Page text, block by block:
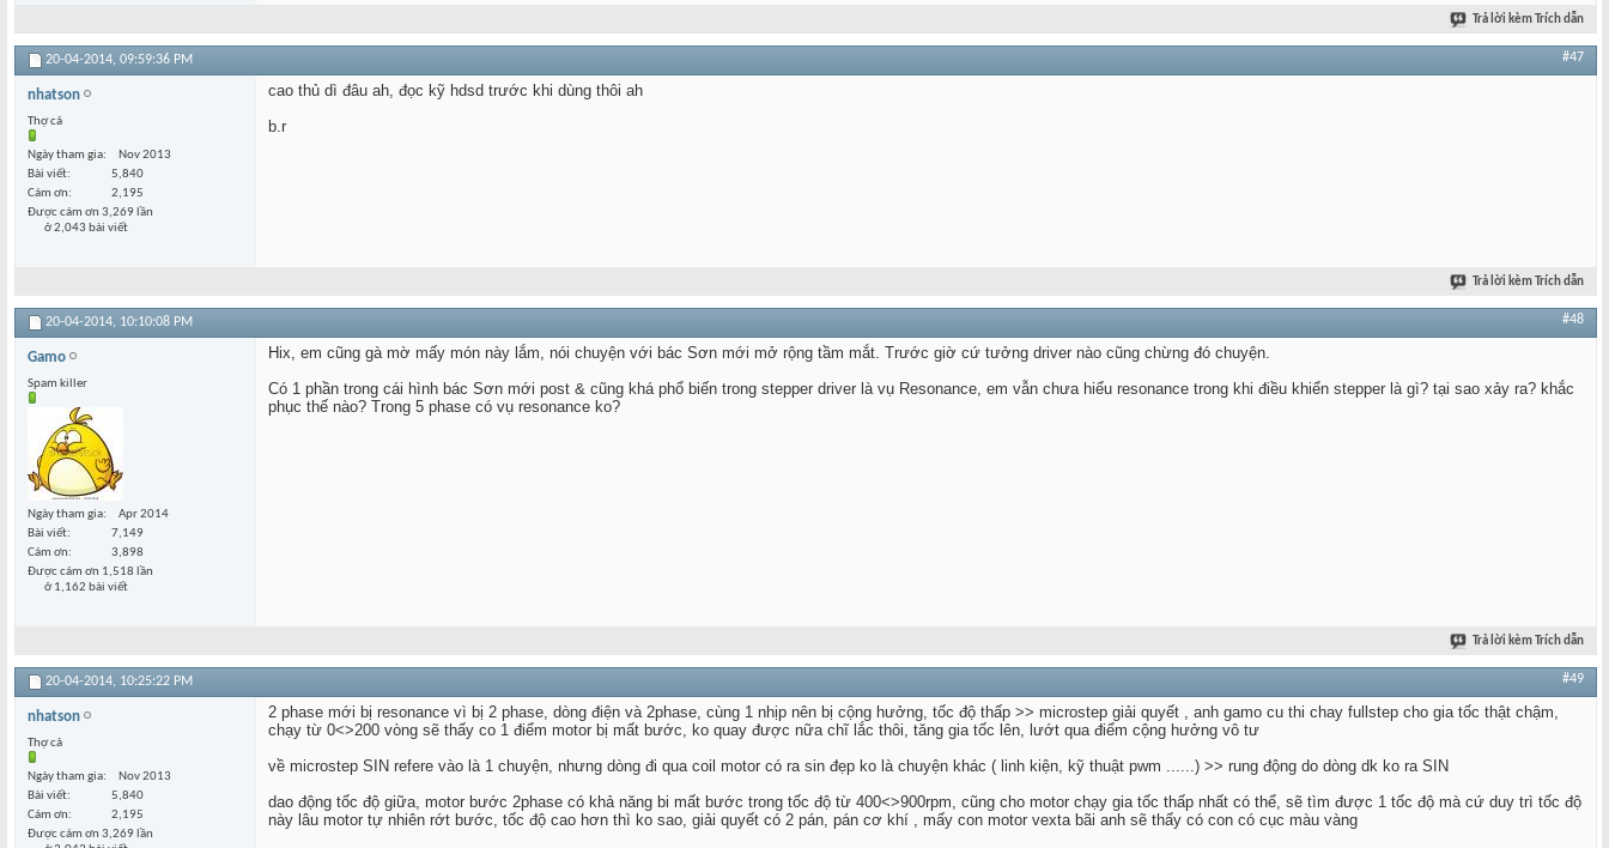
Trả lời kèm Trích dẫn
20-04-2014, 09:59:36 PM #47
nhatson
Thợ cả
Ngày tham gia
Nov 2013
Bài viết
5,840
Cám ơn
2,195
Được cám ơn 3,269 lần
ở 2,043 bài viết
cao thủ dì đâu ah, đọc kỹ hdsd trước khi dùng thôi ah
b.r
Trả lời kèm Trích dẫn
20-04-2014, 10:10:08 PM #48
Gamo
Spam killer
Ngày tham gia
Apr 2014
Bài viết
7,149
Cám ơn
3,898
Được cám ơn 1,518 lần
ở 1,162 bài viết
Hix, em cũng gà mờ mấy món này lắm, nói chuyện với bác Sơn mới mở rộng tầm mắt. Trước giờ cứ tưởng driver nào cũng chừng đó chuyện.
Có 1 phần trong cái hình bác Sơn mới post & cũng khá phổ biến trong stepper driver là vụ Resonance, em vẫn chưa hiểu resonance trong khi điều khiển stepper là gì? tại sao xảy ra? khắc
phục thế nào? Trong 5 phase có vụ resonance ko?
Trả lời kèm Trích dẫn
20-04-2014, 10:25:22 PM #49
nhatson
Thợ cả
Ngày tham gia
Nov 2013
Bài viết
5,840
Cám ơn
2,195
Được cám ơn 3,269 lần
2 phase mới bị resonance vì bị 2 phase, dòng điện và 2phase, cùng 1 nhịp nên bị cộng hưởng, tốc độ thấp >> microstep giải quyết , anh gamo cu thi chay fullstep cho gia tốc thật chậm,
chạy từ 0<>200 vòng sẽ thấy co 1 điểm motor bị mất bước, ko quay được nữa chĩ lắc thôi, tăng gia tốc lên, lướt qua điểm cộng hưởng vô tư
về microstep SIN refere vào là 1 chuyện, nhưng dòng đi qua coil motor có ra sin đẹp ko là chuyện khác ( linh kiện, kỹ thuật pwm ......) >> rung động do dòng dk ko ra SIN
dao động tốc độ giữa, motor bước 2phase có khả năng bi mất bước trong tốc độ từ 400<>900rpm, cũng cho motor chạy gia tốc thấp nhất có thể, sẽ tìm được 1 tốc độ mà cứ duy trì tốc độ
này lâu motor tự nhiên rớt bước, tốc độ cao hơn thì ko sao, giải quyết có 2 pán, pán cơ khí , mấy con motor vexta bãi anh sẽ thấy có con có cục màu vàng